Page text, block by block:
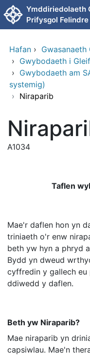
Neidio i'r prif gynnwy
Ymddiriedolaeth
Prifysgol Felindre
Hafan › Gwasanaeth
› Gwybodaeth i
› Gwybodaeth am
systemig)
› Niraparib
Taflen
Mae'r daflen hon yn
triniaeth o'r enw
beth yw hyn a phryd
Bydd yn dweud
cyffredin y gallech
ddiwedd y daflen.
Beth yw Niraparib?
Mae niraparib yn
capsiwlau. Mae'n